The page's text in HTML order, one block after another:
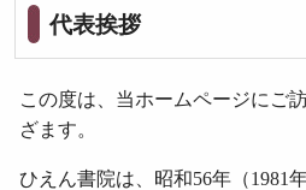
代表挨拶
この度は、当ホームページにご
ざます。
ひえん書院は、昭和56年（1981